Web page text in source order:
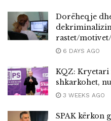
Dorëheqje
rastet/
6 DAYS AGO
KQZ: Kryetari
shkarkohet,
3 WEEKS AGO
SPAK kërkon